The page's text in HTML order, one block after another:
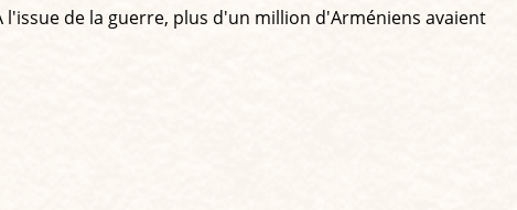
de la guerre, plus d'un million d'Arméniens avaient